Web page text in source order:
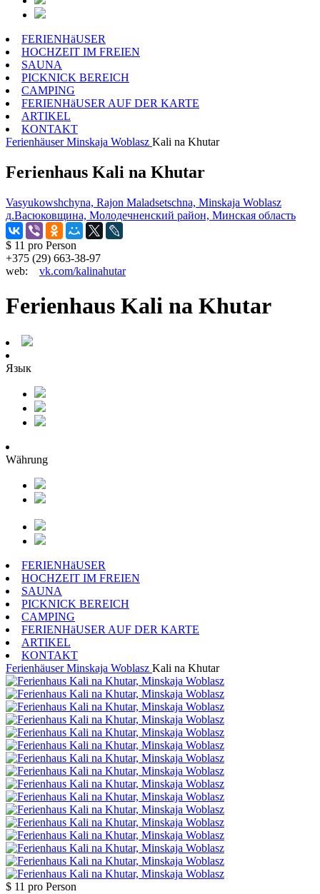
FERIENHäUSER
HOCHZEIT IM FREIEN
SAUNA
PICKNICK BEREICH
CAMPING
FERIENHäUSER AUF DER KARTE
ARTIKEL
KONTAKT
Ferienhäuser Minskaja Woblasz Kali na Khutar
Ferienhaus Kali na Khutar
Vasyukowshchyna, Rajon Maladsetschna, Minskaja Woblasz
д.Васюковщина, Молодечненский район, Минская область
$ 11 pro Person
+375 (29) 663-38-97
web: vk.com/kalinahutar
Ferienhaus Kali na Khutar
Язык
Währung
FERIENHäUSER
HOCHZEIT IM FREIEN
SAUNA
PICKNICK BEREICH
CAMPING
FERIENHäUSER AUF DER KARTE
ARTIKEL
KONTAKT
Ferienhäuser Minskaja Woblasz Kali na Khutar
$ 11 pro Person